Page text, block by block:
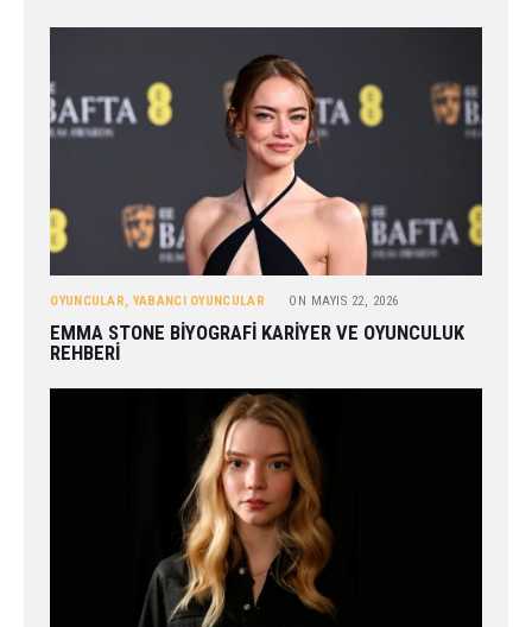
OYUNCULAR, YABANCI OYUNCULAR ON MAYIS 22, 2026
EMMA STONE BIYOGRAFI KARIYER VE OYUNCULUK
REHBERI